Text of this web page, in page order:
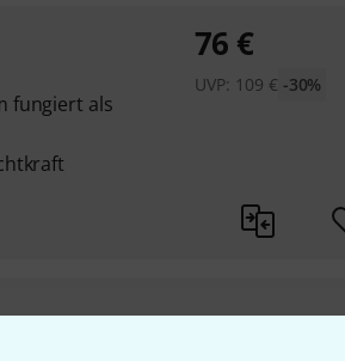
fungiert als
76 €
UVP: 109 € -30%